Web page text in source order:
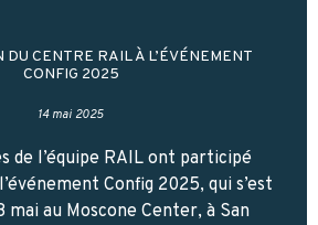
CENTRE RAIL À L’ÉVÉNEMENT
CONFIG 2025
14 mai 2025
de l’équipe RAIL ont participé
Config 2025, qui s’est
mai au Moscone Center, à San